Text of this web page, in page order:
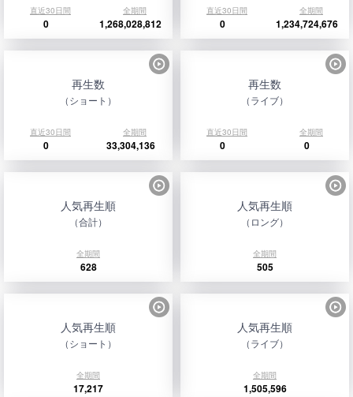
直近30日間 全期間
0 1,268,028,812
直近30日間 全期間
0 1,234,724,676
再生数
（ショート）
直近30日間 全期間
0 33,304,136
再生数
（ライブ）
直近30日間 全期間
0 0
人気再生順
（合計）
全期間
628
人気再生順
（ロング）
全期間
505
人気再生順
（ショート）
全期間
17,217
人気再生順
（ライブ）
全期間
1,505,596